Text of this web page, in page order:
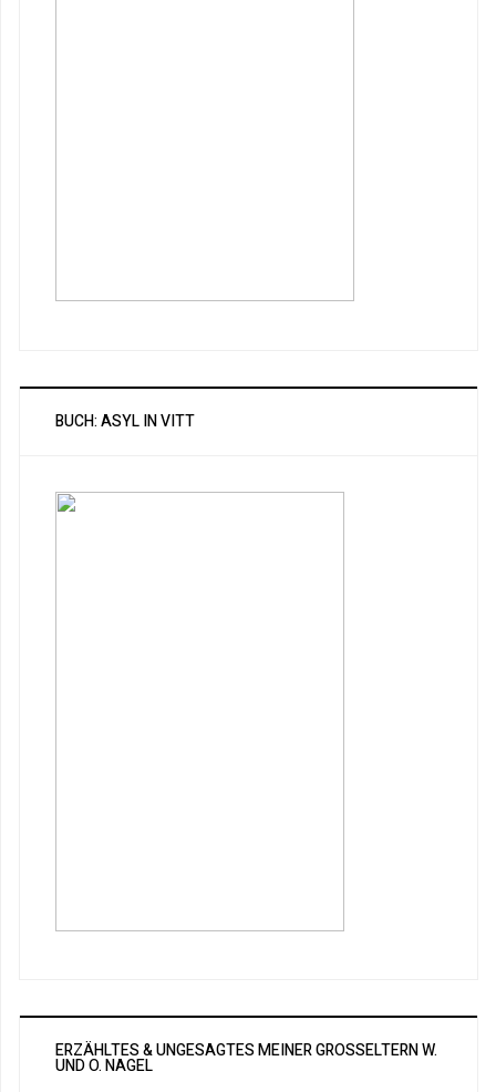
BUCH: ASYL IN VITT
ERZÄHLTES & UNGESAGTES MEINER GROSSELTERN W. U
ND O. NAGEL